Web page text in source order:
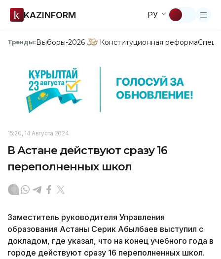
KAZINFORM РУ
Тренды:Выборы-2026 Конституционная реформа
15:20, 14 Августа 2024
В Астане действуют сразу 16
переполненных школ
Заместитель руководителя Управления
образования Астаны Серик Абылбаев выступил с
докладом, где указал, что на конец учебного года в
городе действуют сразу 16 переполненных школ.